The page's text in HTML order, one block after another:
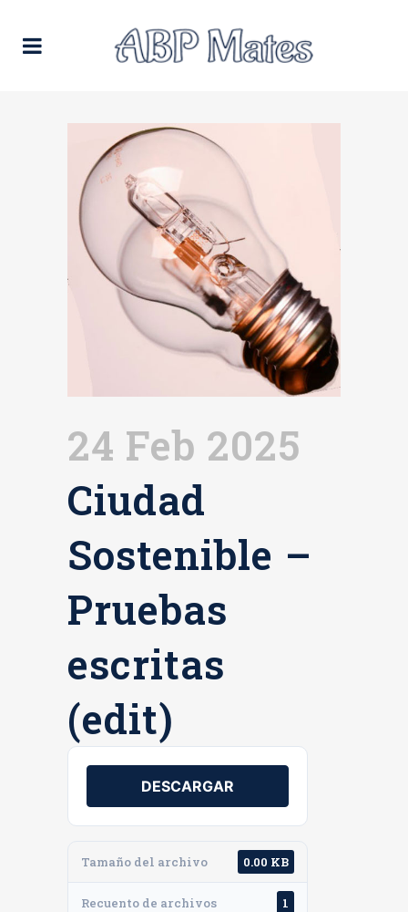
24 Feb 2025
Ciudad
Sostenible –
Pruebas
escritas
(edit)
DESCARGAR
Tamaño del archivo 0.00 KB
Recuento de archivos 1